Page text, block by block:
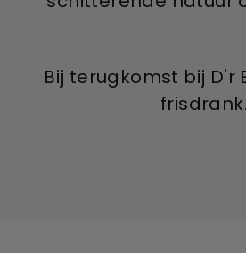
Bij terugkomst bij D'r